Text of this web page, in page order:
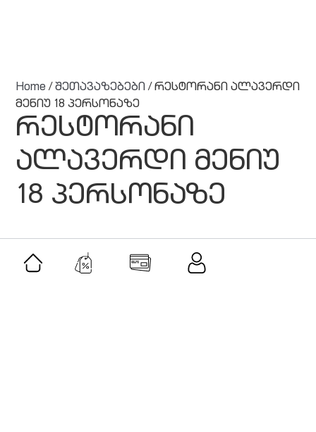
Home /შეთავაზებები / რესტორანი ალავერდი
მენიუ 18 პერსონაზე
რესტორანი
ალავერდი მენიუ
18 პერსონაზე
მსგავსი შეთავაზებები